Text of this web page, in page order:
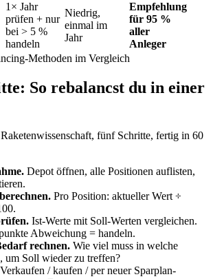
1× Jahr
prüfen + nur
bei > 5 %
handeln
Niedrig,
einmal im
Jahr
Empfehlung
für 95 %
aller
Anleger
Methoden im Vergleich
So rebalancst du in einer
fünf Schritte, fertig in 60
Depot öffnen, alle Positionen auflisten,
Pro Position: aktueller Wert ÷
Ist-Werte mit Soll-Werten vergleichen.
Abweichung = handeln.
rechnen. Wie viel muss in welche
um Soll wieder zu treffen?
Verkaufen / kaufen / per neuer Sparplan-